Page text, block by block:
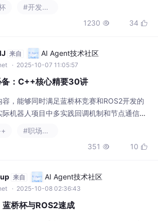
迭代器遍历字符串；在字符串尾部添加字符
串的insert()；查找子串的find()；截取子串的
#开发语言
1230  34 
来自 AI Agent技术社区
· 2025-10-07 11:05:57
备：C++核心精要30讲
，能够同时满足蓝桥杯竞赛和ROS2开发的
机器人项目中多实践回调机制和节点通信。
握类、继承、多态等特性。从结构体升级到
检查内存泄漏，gdb调试核心转储。重点训
#职场和发展
351  10 
来自 AI Agent技术社区
· 2025-10-08 02:36:43
桥杯与ROS2速成